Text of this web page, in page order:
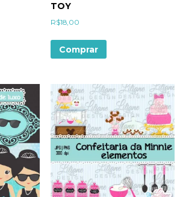
TOY
R$18,00
Comprar